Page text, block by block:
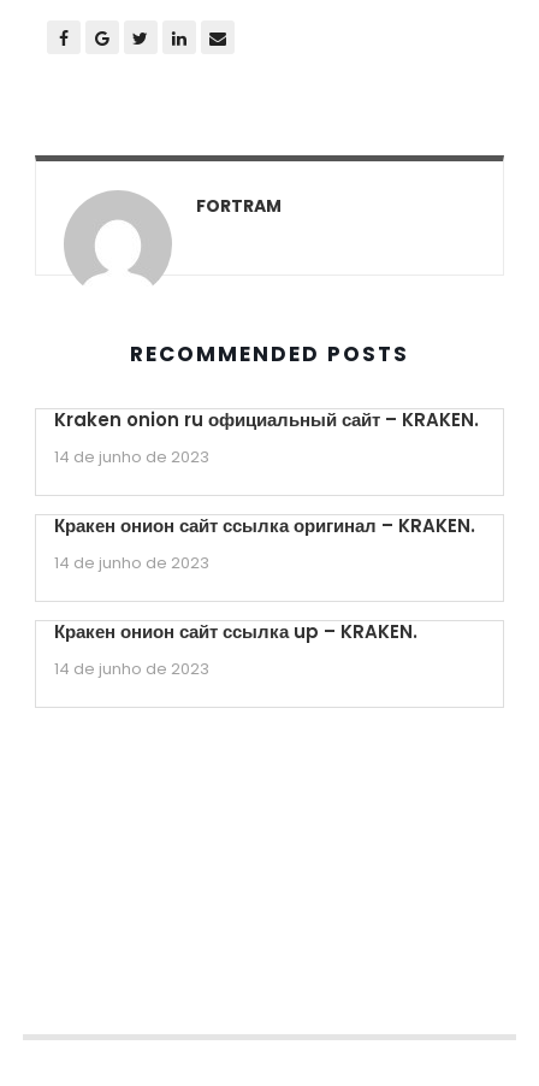
FORTRAM
RECOMMENDED POSTS
Kraken onion ru официальный сайт – KRAKEN.
14 de junho de 2023
Кракен онион сайт ссылка оригинал – KRAKEN.
14 de junho de 2023
Кракен онион сайт ссылка up – KRAKEN.
14 de junho de 2023